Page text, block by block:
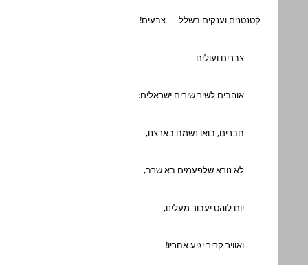
קטנטנים וענקים בשלל — צבעים!
צברים ועולים —
אוהבים לשיר שירים ישראלים:
חברים, בואו נשמח בארצנו,
לא נורא שלפעמים בא שרב,
יום לוהט יעבור מעלינו,
ואוויר קריר יגיע אחריו!